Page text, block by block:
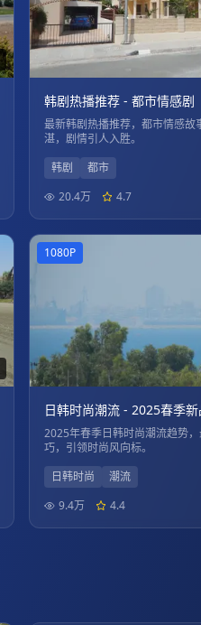
韩剧热播推荐 - 都市情感剧
最新韩剧热播推荐，都市情感故
湛，剧情引人入胜。
韩剧
都市
20.4万
4.7
1080P
日韩时尚潮流 - 2025春季新
2025年春季日韩时尚潮流趋势
巧，引领时尚风向标。
日韩时尚
潮流
9.4万
4.4